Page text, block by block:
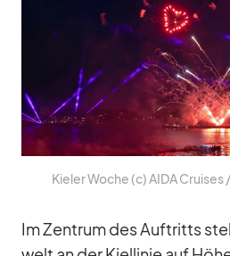
Kie­ler Wo­che (c) AIDA
Im Zen­trum des Auf­tritts